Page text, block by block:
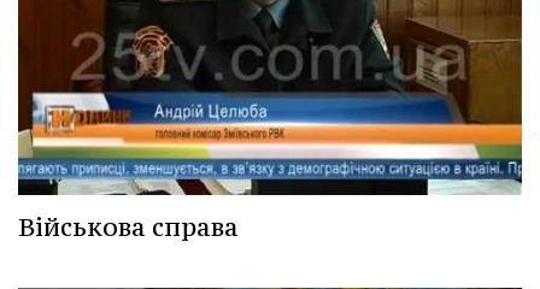
Військова справа